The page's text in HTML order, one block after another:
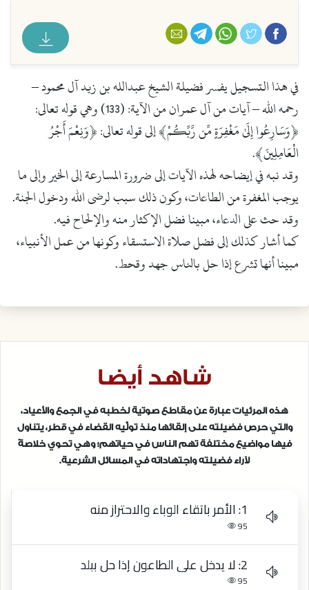
فيسبوكتويتر واتس أبتليجرام
في هذا التسجيل يفسر فضيلة الشيخ عبدالله بن زيد آل محمود –
رحمه الله – آيات من آل عمران من الآية: (133) وهي قوله تعالى:
﴿وَسَارِعُوا إِلَىٰ مَغْفِرَةٍ مِّن رَّبِّكُمْ﴾ إلى قوله تعالى: ﴿وَنِعْمَ أَجْرُ
الْعَامِلِينَ﴾.
وقد نبه في إيضاحه لهذه الآيات إلى ضرورة المسارعة إلى الخير وإلى ما
يوجب المغفرة من الطاعات، وكون ذلك سبب لرضى الله ودخول الجنة.
وقد حث على الدعاء، مبينا فضل الإكثار منه والإلحاح فيه.
كما أشار كذلك إلى فضل صلاة الاستسقاء وكونها من عمل الأنبياء،
مبينا أنها تشرع إذا حل بالناس جهد وقحط.
شاهد أيضا
هذه المرئيات عبارة عن مقاطع صوتية لخطبه في الجمع والأعياد،
والتي حرص فضيلته على إلقائها منذ تولِّيه القضاء في قطر، يتناول
فيها مواضيع مختلفة تهم الناس في حياتهم؛ وهي تحوي خلاصةً
لآراء فضيلته واجتهاداته في المسائل الشرعية.
1: الأمر باتقاء الوباء والاحتراز منه
95
2: لا يدخل على الطاعون إذا حل ببلد
95